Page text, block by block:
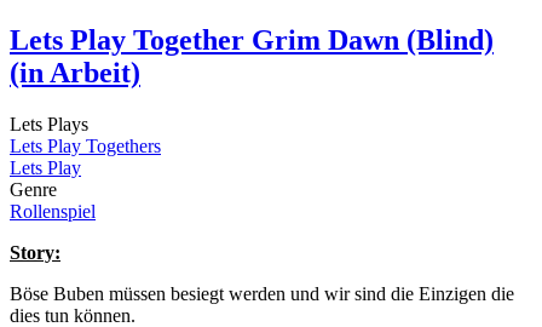
Lets Play Together Grim Dawn (Blind)
(in Arbeit)
Lets Plays
Lets Play Togethers
Lets Play
Genre
Rollenspiel
Story:
Böse Buben müssen besiegt werden und wir sind die Einzigen die
dies tun können.